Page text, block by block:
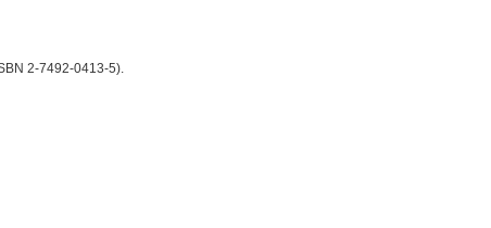
2-7492-0413-5).